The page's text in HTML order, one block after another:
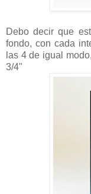
Debo decir que
fondo, con cada
las 4 de igual
3/4"